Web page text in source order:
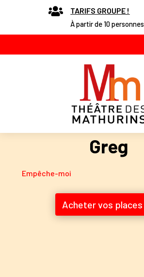
 TARIFS GROUPE !
À partir de 10 personnes
Greg
Empêche-moi
Acheter vos places